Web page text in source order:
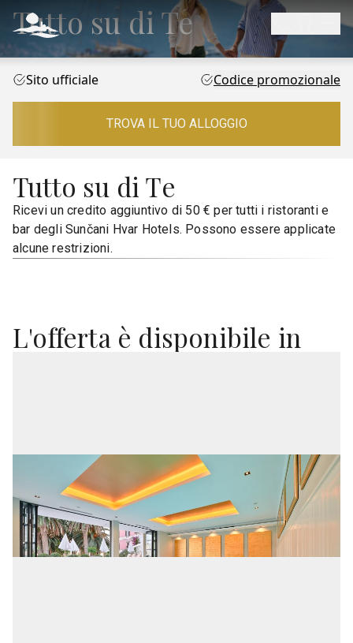
Tutto su di Te
Sito ufficiale Codice promozionale
TROVA IL TUO ALLOGGIO
Tutto su di Te
Ricevi un credito aggiuntivo di 50 € per tutti i ristoranti e
bar degli Sunčani Hvar Hotels. Possono essere applicate
alcune restrizioni.
L'offerta è disponibile in